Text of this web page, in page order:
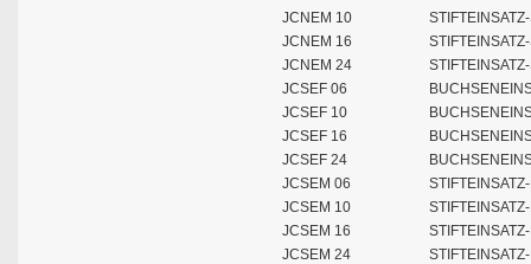
JCNEM 10
JCNEM 16
JCNEM 24
JCSEF 06
JCSEF 10
JCSEF 16
JCSEF 24
JCSEM 06
JCSEM 10
JCSEM 16
JCSEM 24